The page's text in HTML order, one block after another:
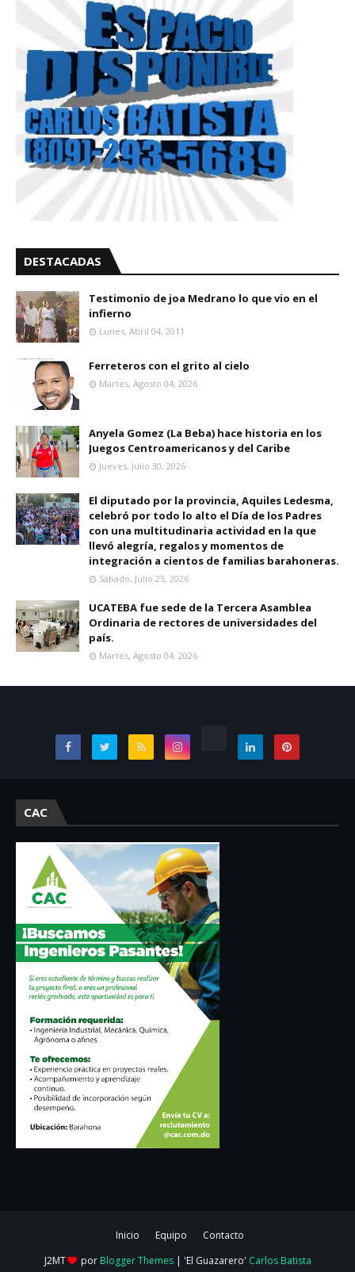
DESTACADAS
Testimonio de joa Medrano lo que vio en el
infierno
Lunes, Abril 04, 2011
Ferreteros con el grito al cielo
Martes, Agosto 04, 2026
Anyela Gomez (La Beba) hace historia en los
Juegos Centroamericanos y del Caribe
Jueves, Julio 30, 2026
El diputado por la provincia, Aquiles Ledesma,
celebró por todo lo alto el Día de los Padres
con una multitudinaria actividad en la que
llevó alegría, regalos y momentos de
integración a cientos de familias barahoneras.
Sábado, Julio 25, 2026
UCATEBA fue sede de la Tercera Asamblea
Ordinaria de rectores de universidades del
país.
Martes, Agosto 04, 2026
CAC
Inicio Equipo
Contacto
J2MT
por Blogger Themes| 'El Guazarero' Carlos Batista